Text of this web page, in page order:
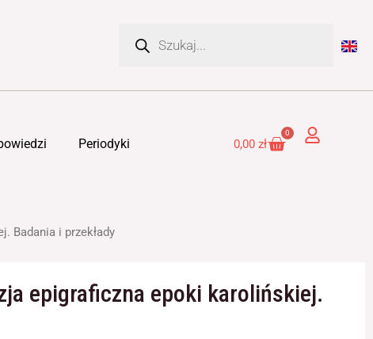
Periodyki 0,00zł
0
Cart
Badania i przekłady
epigraficzna epoki karolińskiej.